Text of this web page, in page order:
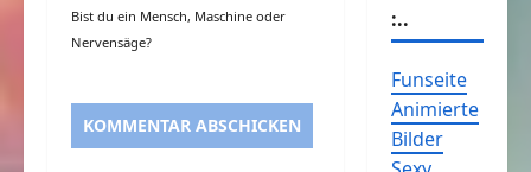
Bist du ein Mensch, Maschine oder
Nervensäge?
:..
Funseite
Animierte
Bilder